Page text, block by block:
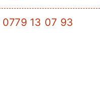
0779 13 07 93